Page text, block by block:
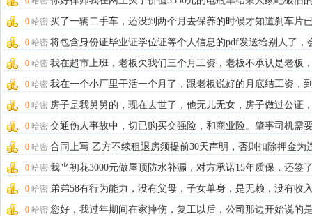
车[ 简单咨询]
0 哈密 买了一辆二手车，还没到两个月去保养的时候才知道刹车片
没了
[简单咨询]
0 哈密 将包含身份证毕业证学位证等个人信息的pdf发送给别人了，
自己造成什[简单咨询 ]
0 哈密 我在超市上班，老板欠我们三个月工资，老板不承认是老板
给我们工资，法
劳动纠纷]
0 哈密 我在一个小厂里干活一个月了，跟老板说好的月底结工资，
在月底后一个星[ 劳动纠纷]
0 哈密 房子是我舅舅的，现在去世了，他无儿无女，房子做过公证
产户主是我母亲[遗产继承]
0 哈密 交通伤人事故中，切已购买交强险，和商业险。肇事司机需
担伤者的费用吗 [交通事故]
0 哈密 合同上写 乙方不续租退房须提前30天声明，否则扣除押金为
金。 租赁[合同纠纷]
0 哈密 我当初花3000元做屋顶防水补漏，对方承诺15年质保，还签
议，协议[ 合同纠纷]
0 哈密 弟弟58有行为能力，没有父母，子女单身，是无赖，没有收
没有病就不干活
简单咨询]
0 哈密 您好，我过年期间在家摔伤，复工以后，公司那边开始说的